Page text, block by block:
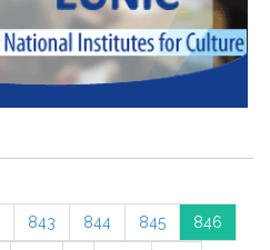
843 844 845 846